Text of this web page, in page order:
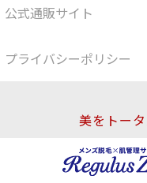
公式通販サイト
プライバシーポリシー
美をトー